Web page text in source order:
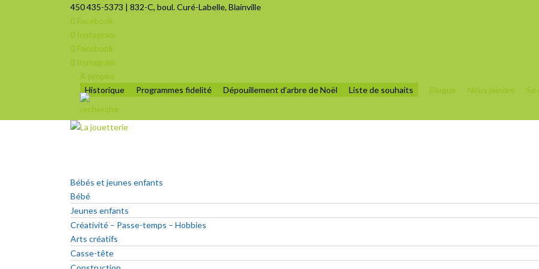
450 435-5373 | 832-C, boul. Curé-Labelle, Blainville
Facebook
Instagram
Facebook
Instagram
À propos
Historique
Programmes fidelité Dépouillement d’arbre de Noël Liste de souhaits Blogue Nous joindre
Bébés et jeunes enfants
Bébé
Jeunes enfants
Créativité – Passe-temps – Hobbies
Arts créatifs
Casse-tête